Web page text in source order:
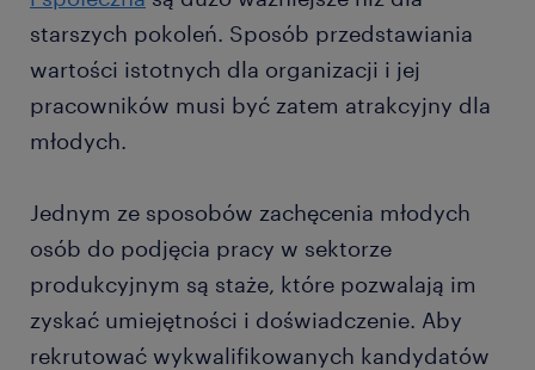
starszych pokoleń. Sposób przedstawiania
wartości istotnych dla organizacji i jej
pracowników musi być zatem atrakcyjny dla
młodych.
Jednym ze sposobów zachęcenia młodych
osób do podjęcia pracy w sektorze
produkcyjnym są staże, które pozwalają im
zyskać umiejętności i doświadczenie. Aby
rekrutować wykwalifikowanych kandydatów